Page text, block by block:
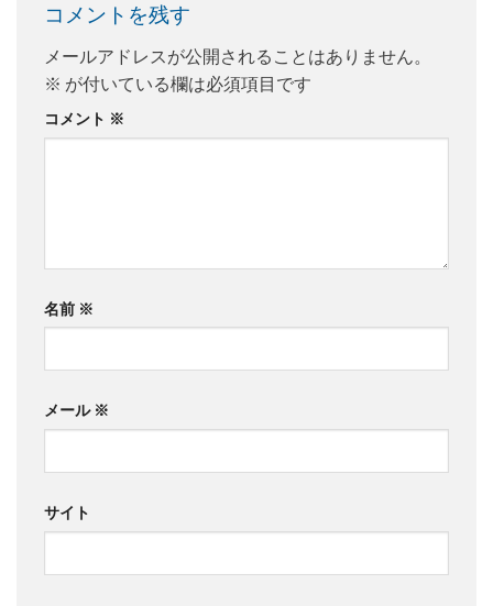
コメントを残す
メールアドレスが公開されることはありません。
※ が付いている欄は必須項目です
コメント ※
名前 ※
メール ※
サイト